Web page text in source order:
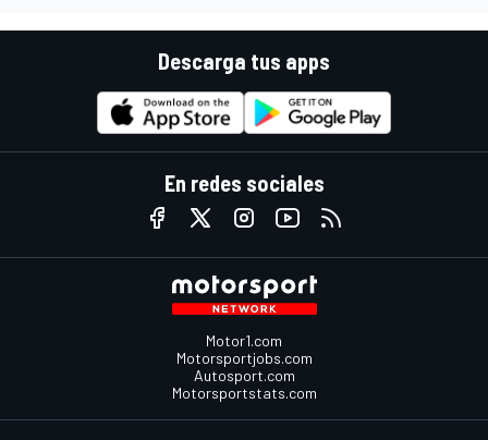
Descarga tus apps
En redes sociales
Motor1.com
Motorsportjobs.com
Autosport.com
Motorsportstats.com